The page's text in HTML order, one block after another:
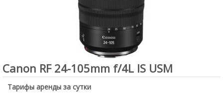
Canon RF 24-105mm f/4L IS USM
Тарифы аренды за сутки